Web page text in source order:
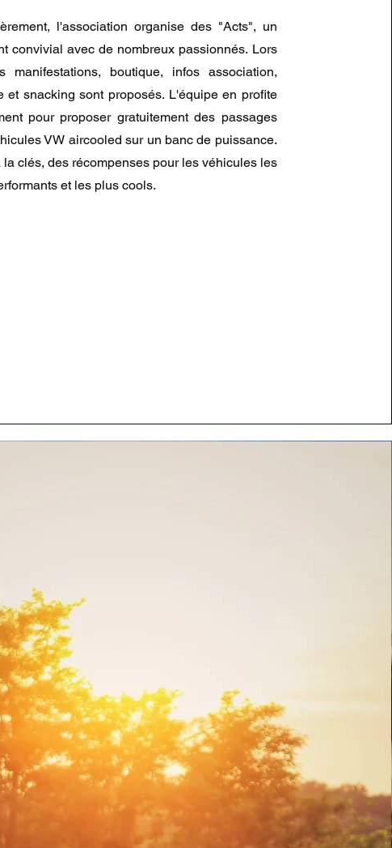
l'association organise des "Acts", un
convivial avec de nombreux passionnés. Lors
manifestations, boutique, infos association,
et snacking sont proposés. L'équipe en profite
pour proposer gratuitement des passages
VW aircooled sur un banc de puissance.
la clés, des récompenses pour les véhicules les
et les plus cools.